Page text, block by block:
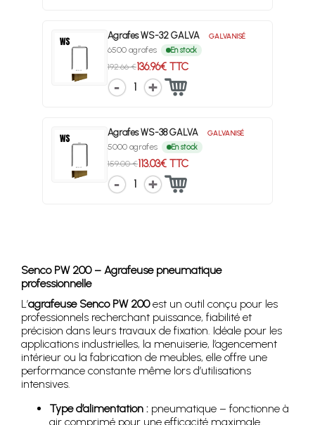
Agrafes WS-32 GALVA GALVANISÉ
6500 agrafes En stock
192.66 €136.96€ TTC
1
Agrafes WS-38 GALVA GALVANISÉ
5000 agrafes En stock
159.00 €113.03€ TTC
1
Senco PW 200 – Agrafeuse pneumatique
professionnelle
L’agrafeuse Senco PW 200est un outil conçu pour les
professionnels recherchant puissance, fiabilité et
précision dans leurs travaux de fixation. Idéale pour les
applications industrielles, la menuiserie, l’agencement
intérieur ou la fabrication de meubles, elle offre une
performance constante même lors d’utilisations
intensives.
Type d’alimentation : pneumatique – fonctionne à
air comprimé pour une efficacité maximale.